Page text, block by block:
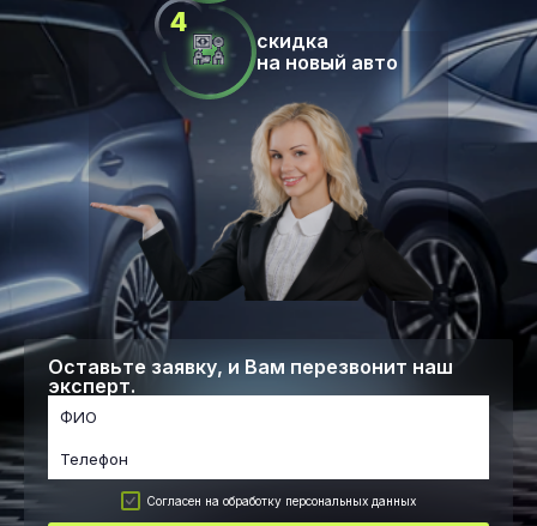
Оставьте заявку, и Вам перезвонит наш
эксперт.
Согласен на обработку персональных данных
скидка
на новый авто